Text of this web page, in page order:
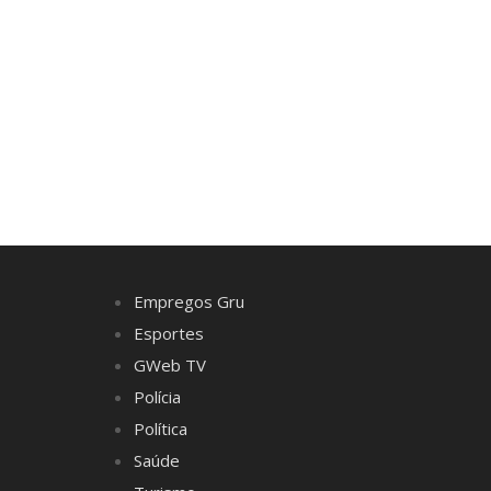
Empregos Gru
Esportes
GWeb TV
Polícia
Política
Saúde